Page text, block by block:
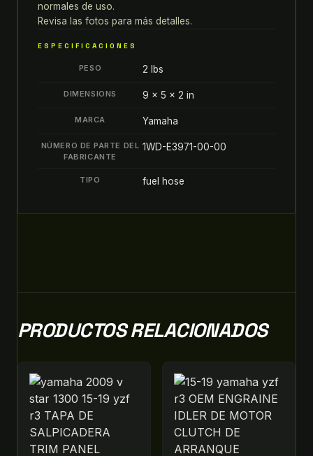
TUBO
1WD-
E3971-
ALTA
quantity
normales de uso.
Revisa las fotos para más detalles.
ESPECIFICACIONES
PESO 2 lbs
DIMENSIONS 9 × 5 × 2 in
MARCA Yamaha
NÚMERO DE PARTE DEL
FABRICANTE
1WD-E3971-00-00
TIPO fuel hose
PRODUCTOS RELACIONADOS